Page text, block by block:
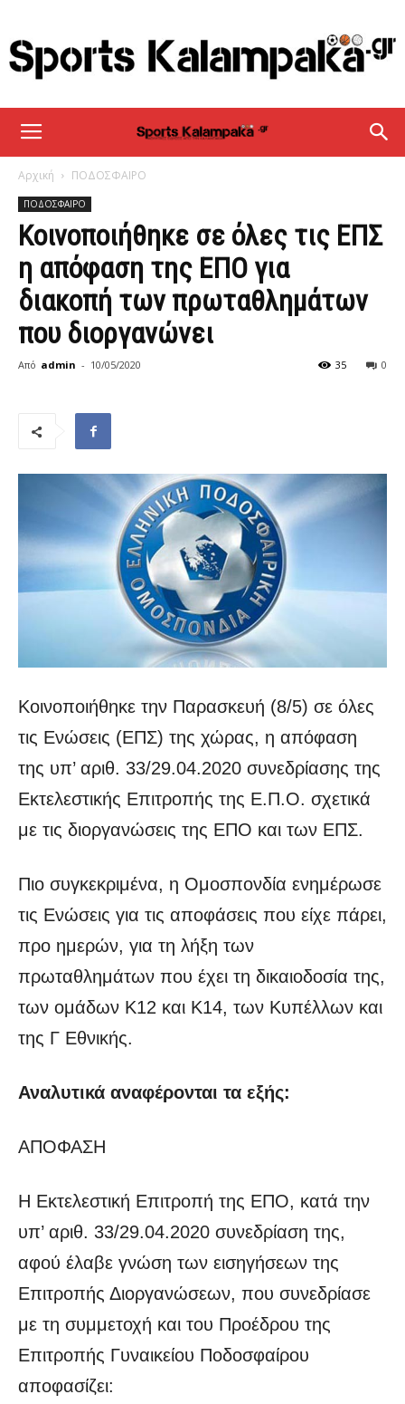
sportskalampaka
Αρχική ΠΟΔΟΣΦΑΙΡΟ
ΠΟΔΟΣΦΑΙΡΟ
Κοινοποιήθηκε σε όλες τις ΕΠΣ
η απόφαση της ΕΠΟ για
διακοπή των πρωταθλημάτων
που διοργανώνει
Από admin - 10/05/2020 0
35
Κοινοποιήθηκε την Παρασκευή (8/5) σε όλες
τις Ενώσεις (ΕΠΣ) της χώρας, η απόφαση
της υπ’ αριθ. 33/29.04.2020 συνεδρίασης της
Εκτελεστικής Επιτροπής της Ε.Π.Ο. σχετικά
με τις διοργανώσεις της ΕΠΟ και των ΕΠΣ.
Πιο συγκεκριμένα, η Ομοσπονδία ενημέρωσε
τις Ενώσεις για τις αποφάσεις που είχε πάρει,
προ ημερών, για τη λήξη των
πρωταθλημάτων που έχει τη δικαιοδοσία της,
των ομάδων Κ12 και Κ14, των Κυπέλλων και
της Γ Εθνικής.
Αναλυτικά αναφέρονται τα εξής:
ΑΠΟΦΑΣΗ
Η Εκτελεστική Επιτροπή της ΕΠΟ, κατά την
υπ’ αριθ. 33/29.04.2020 συνεδρίαση της,
αφού έλαβε γνώση των εισηγήσεων της
Επιτροπής Διοργανώσεων, που συνεδρίασε
με τη συμμετοχή και του Προέδρου της
Επιτροπής Γυναικείου Ποδοσφαίρου
αποφασίζει: